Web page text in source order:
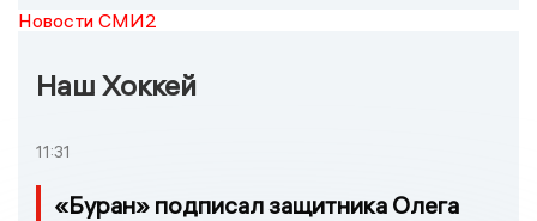
Новости СМИ2
Наш Хоккей
11:31
«Буран» подписал защитника Олега